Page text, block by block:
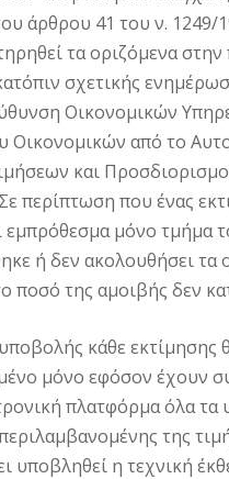
άρθρου 41 του ν. 1249/
τα οριζόμενα
σχετικής
Οικονομικών
Οικονομικών από το
και
περίπτωση που ένας
εμπρόθεσμα μόνο τμήμα
ή δεν ακολουθήσει τα
ποσό της αμοιβής δεν
κάθε εκτίμησης
μόνο εφόσον έχουν
πλατφόρμα όλα τα
της
υποβληθεί η τεχνική